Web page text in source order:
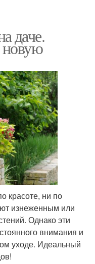
даче.
новую
красоте, ни по
изнеженным или
Однако эти
внимания и
уходе. Идеальный